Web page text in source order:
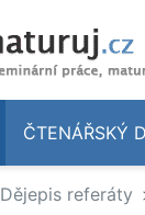
ČTENÁŘSKÝ
Dějepis referáty